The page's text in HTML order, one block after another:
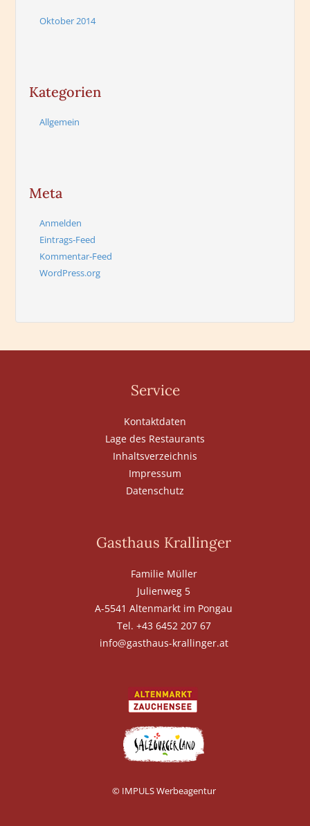
Oktober 2014
Kategorien
Allgemein
Meta
Anmelden
Eintrags-Feed
Kommentar-Feed
WordPress.org
Service
Kontaktdaten
Lage des Restaurants
Inhaltsverzeichnis
Impressum
Datenschutz
Gasthaus Krallinger
Familie Müller
Julienweg 5
A-5541 Altenmarkt im Pongau
Tel. +43 6452 207 67
info@gasthaus-krallinger.at
© IMPULS Werbeagentur